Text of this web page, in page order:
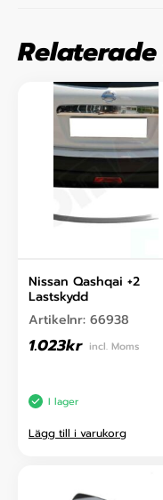
Nissan Qashqai +2
Lastskydd
Artikelnr: 66938
1.023kr incl. Moms
I lager
Lägg till i varukorg